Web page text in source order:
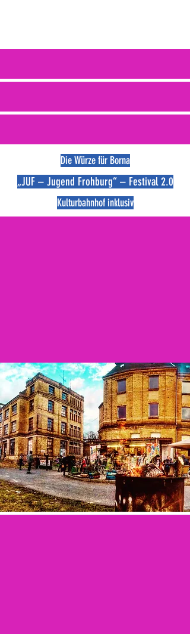
Die Würze für Borna
„JUF – Jugend Frohburg“ – Festival 2.0
Kulturbahnhof inklusiv